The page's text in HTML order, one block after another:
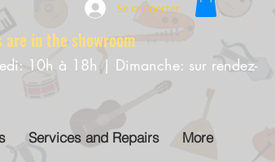
Se connecter
the showroom
10h à 18h | Dimanche: sur rendez-
Services and Repairs More